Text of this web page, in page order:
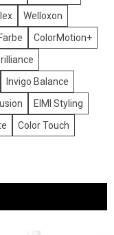
Welloxon
ColorMotion+
Invigo Balance
EIMI Styling
Color Touch